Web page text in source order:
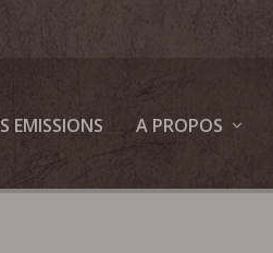
EMISSIONS A PROPOS